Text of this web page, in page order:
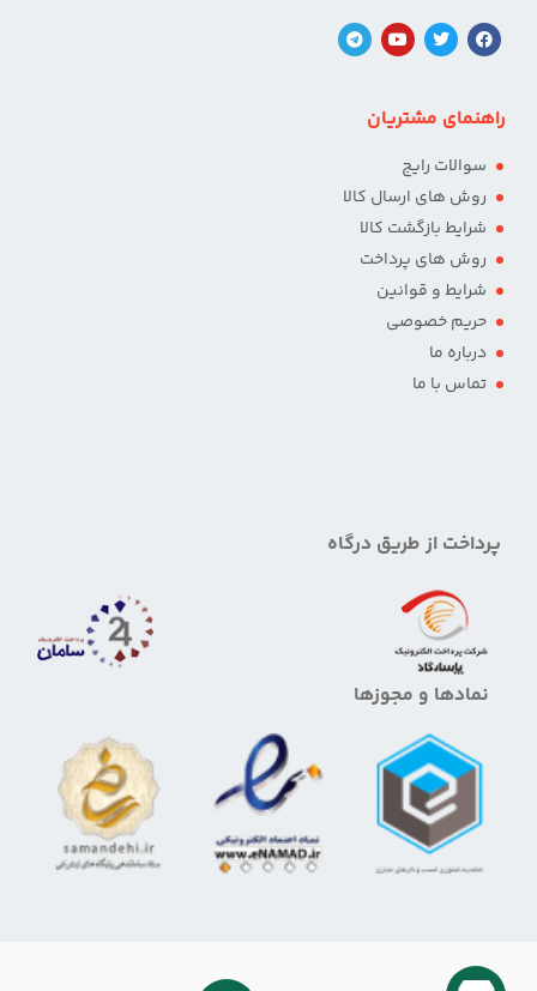
راهنمای مشتریان
سوالات رایج
روش های ارسال کالا
شرایط بازگشت کالا
روش های پرداخت
شرایط و قوانین
حریم خصوصی
درباره ما
تماس با ما
پرداخت از طریق درگاه
نمادها و مجوزها